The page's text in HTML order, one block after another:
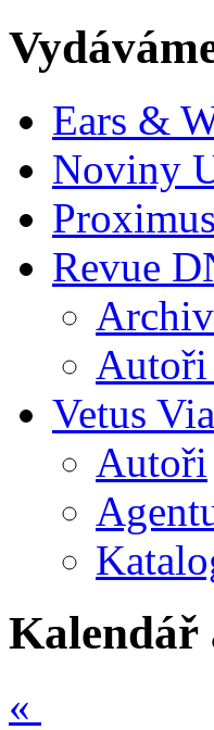
Ears &
Noviny
Proximus
Revue
Autoři
Vetus Via
Autoři
Kalendář
«